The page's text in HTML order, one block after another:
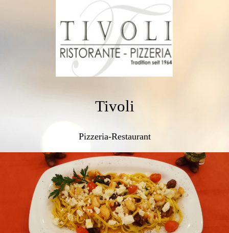
Tivoli
Pizzeria-Restaurant